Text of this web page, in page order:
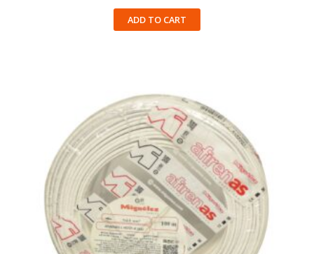
ADD TO CART